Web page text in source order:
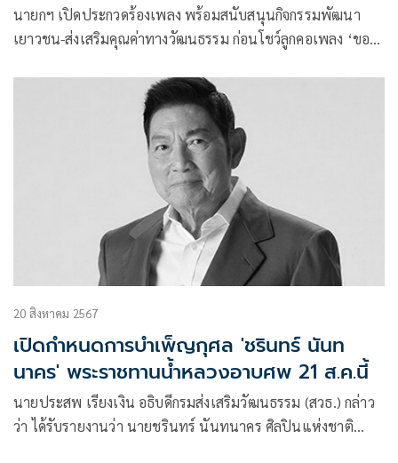
นายกฯ เปิดประกวดร้องเพลง พร้อมสนับสนุนกิจกรรมพัฒนา
เยาวชน-ส่งเสริมคุณค่าทางวัฒนธรรม ก่อนโชว์ลูกคอเพลง ‘ขอ
ดู ‘ปลัดมท.’ จะไปไม่ไปแหล่ แต่พออยู่โครงการนี้ยังแน่นอยู่
20 สิงหาคม 2567
เปิดกำหนดการบำเพ็ญกุศล 'ชรินทร์ นันท
นาคร' พระราชทานน้ำหลวงอาบศพ 21 ส.ค.นี้
นายประสพ เรียงเงิน อธิบดีกรมส่งเสริมวัฒนธรรม (สวธ.) กล่าว
ว่า ได้รับรายงานว่า นายชรินทร์ นันทนาคร ศิลปินแห่งชาติ